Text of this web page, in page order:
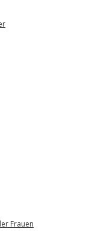
Frauen